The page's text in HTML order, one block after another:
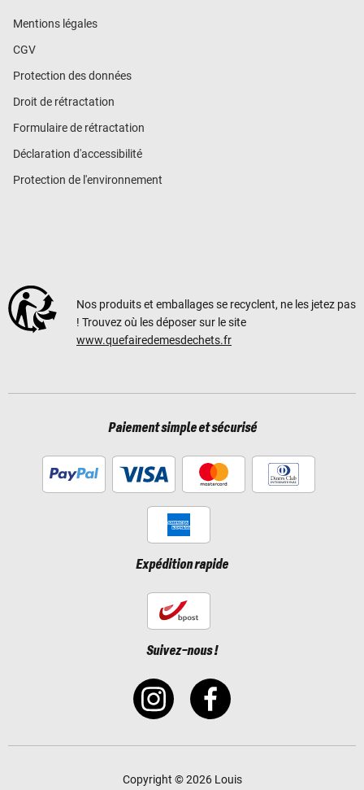
Mentions légales
CGV
Protection des données
Droit de rétractation
Formulaire de rétractation
Déclaration d'accessibilité
Protection de l'environnement
Nos produits et emballages se recyclent, ne les jetez pas
! Trouvez où les déposer sur le site
www.quefairedemesdechets.fr
Paiement simple et sécurisé
Expédition rapide
Suivez-nous !
Copyright © 2026 Louis